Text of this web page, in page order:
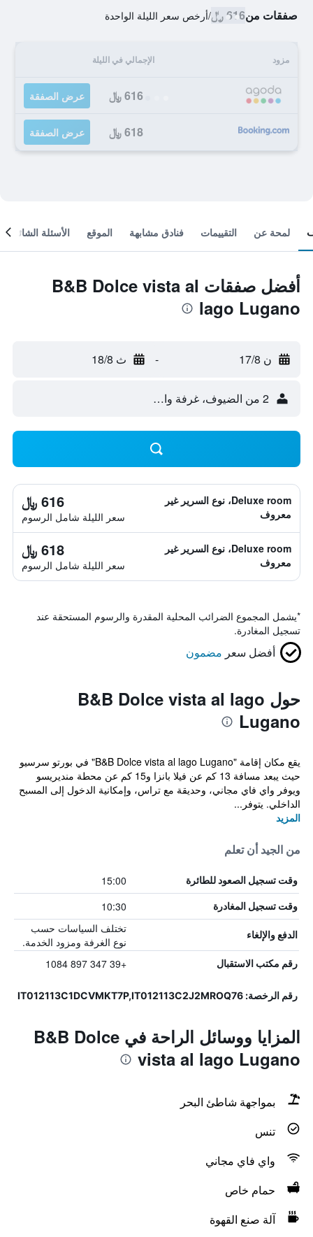
صفقات من616 ﷼ /أرخص سعر الليلة الواحدة
مزود الإجمالي في الليلة
616 ﷼ عرض الصفقة
618 ﷼ عرض الصفقة
لمحة عن التقييمات فنادق مشابهة الموقع الأسئلة الشائعة
أفضل صفقات B&B Dolce vista al
lago Lugano
ن 17/8 - ث 18/8
2 من الضيوف، غرفة واحدة
Deluxe room، نوع السرير غير
معروف
616 ﷼
سعر الليلة شامل الرسوم
Deluxe room، نوع السرير غير
معروف
618 ﷼
سعر الليلة شامل الرسوم
*يشمل المجموع الضرائب المحلية المقدرة والرسوم المستحقة عند
تسجيل المغادرة.
أفضل سعر مضمون
حول B&B Dolce vista al lago
Lugano
يقع مكان إقامة "B&B Dolce vista al lago Lugano" في بورتو سرسيو
حيث يبعد مسافة 13 كم عن فيلا بانزا و15 كم عن محطة منديريسو
ويوفر واي فاي مجاني، وحديقة مع تراس، وإمكانية الدخول إلى المسبح
الداخلي. يتوفر...
المزيد
من الجيد أن تعلم
وقت تسجيل الصعود للطائرة 15:00
وقت تسجيل المغادرة 10:30
الدفع والإلغاء
تختلف السياسات حسب
نوع الغرفة ومزود الخدمة.
رقم مكتب الاستقبال +39 347 897 1084
رقم الرخصة: IT012113C1DCVMKT7P,IT012113C2J2MROQ76
المزايا ووسائل الراحة في B&B Dolce
vista al lago Lugano
بمواجهة شاطئ البحر
تنس
واي فاي مجاني
حمام خاص
آلة صنع القهوة